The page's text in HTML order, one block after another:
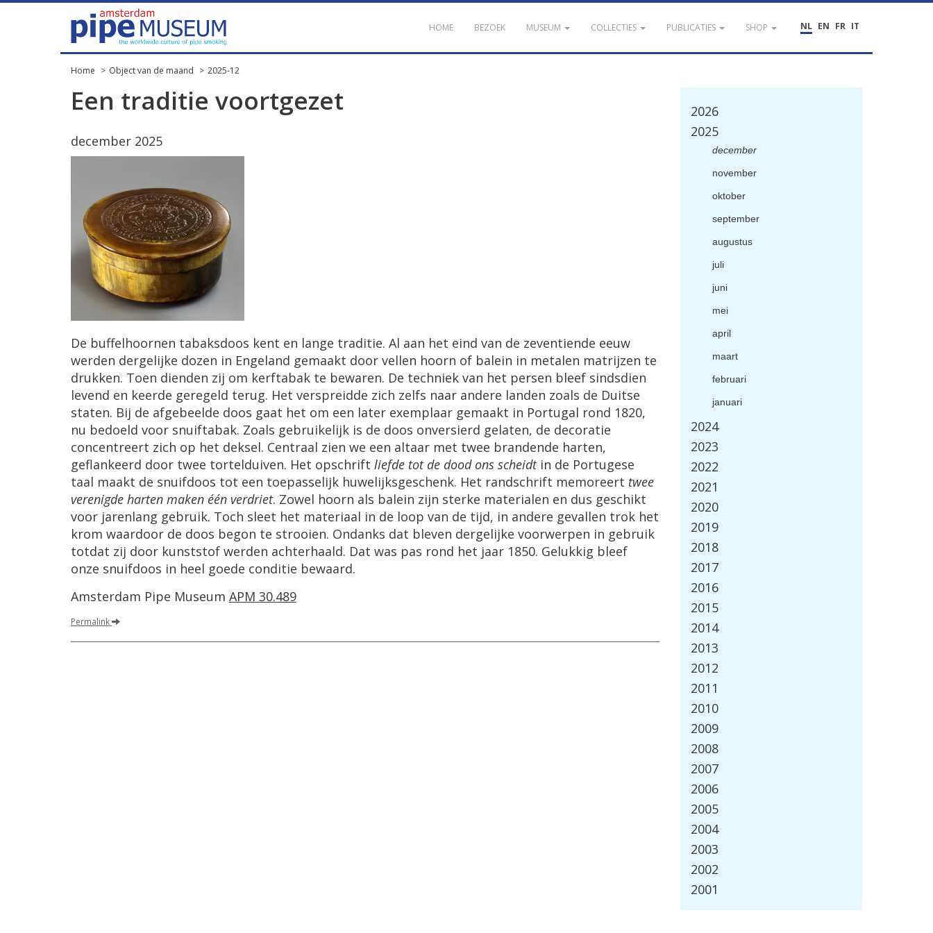
NL EN FR IT
HOME BEZOEK MUSEUM COLLECTIES PUBLICATIES SHOP
Home Object van de maand 2025-12
Een traditie voortgezet
december 2025
De buffelhoornen tabaksdoos kent en lange traditie. Al aan het eind van de zeventiende eeuw
werden dergelijke dozen in Engeland gemaakt door vellen hoorn of balein in metalen matrijzen te
drukken. Toen dienden zij om kerftabak te bewaren. De techniek van het persen bleef sindsdien
levend en keerde geregeld terug. Het verspreidde zich zelfs naar andere landen zoals de Duitse
staten. Bij de afgebeelde doos gaat het om een later exemplaar gemaakt in Portugal rond 1820,
nu bedoeld voor snuiftabak. Zoals gebruikelijk is de doos onversierd gelaten, de decoratie
concentreert zich op het deksel. Centraal zien we een altaar met twee brandende harten,
geflankeerd door twee tortelduiven. Het opschrift liefde tot de dood ons scheidtin de Portugese
taal maakt de snuifdoos tot een toepasselijk huwelijksgeschenk. Het randschrift memoreert twee
verenigde harten maken één verdriet. Zowel hoorn als balein zijn sterke materialen en dus geschikt
voor jarenlang gebruik. Toch sleet het materiaal in de loop van de tijd, in andere gevallen trok het
krom waardoor de doos begon te strooien. Ondanks dat bleven dergelijke voorwerpen in gebruik
totdat zij door kunststof werden achterhaald. Dat was pas rond het jaar 1850. Gelukkig bleef
onze snuifdoos in heel goede conditie bewaard.
Amsterdam Pipe Museum APM 30.489
Permalink
2026
2025
december
november
oktober
september
augustus
juli
juni
mei
april
maart
februari
januari
2024
2023
2022
2021
2020
2019
2018
2017
2016
2015
2014
2013
2012
2011
2010
2009
2008
2007
2006
2005
2004
2003
2002
2001